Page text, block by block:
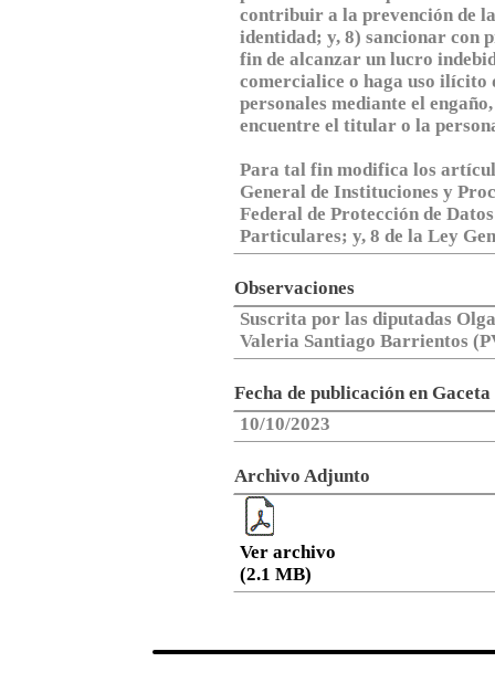
contribuir a la prevención de
identidad; y, 8) sancionar con
fin de alcanzar un lucro
comercialice o haga uso ilícito
personales mediante el
encuentre el titular o la
Para tal fin modifica los
General de Instituciones y
Federal de Protección de
Particulares; y, 8 de la Ley
Observaciones
Suscrita por las diputadas
Valeria Santiago Barrientos
Fecha de publicación en
10/10/2023
Archivo Adjunto
Ver archivo
(2.1 MB)